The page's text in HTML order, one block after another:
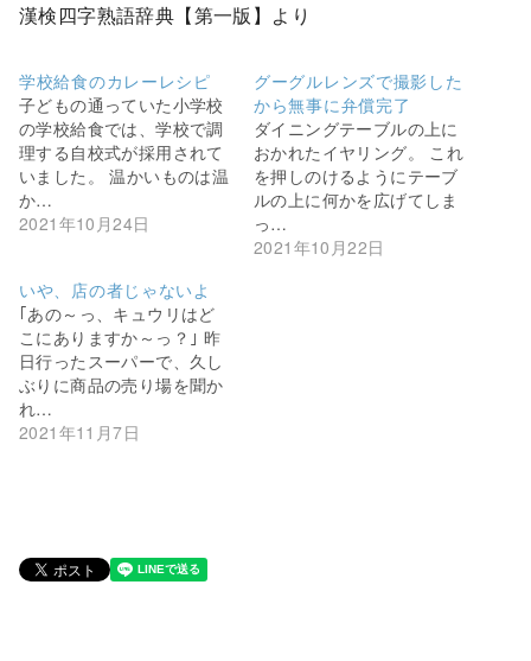
漢検四字熟語辞典【第一版】より
学校給食のカレーレシピ
子どもの通っていた小学校
の学校給食では、学校で調
理する自校式が採用されて
いました。 温かいものは温
か…
2021年10月24日
グーグルレンズで撮影した
から無事に弁償完了
ダイニングテーブルの上に
おかれたイヤリング。 これ
を押しのけるようにテーブ
ルの上に何かを広げてしま
っ…
2021年10月22日
いや、店の者じゃないよ
｢あの～っ、キュウリはど
こにありますか～っ？｣ 昨
日行ったスーパーで、久し
ぶりに商品の売り場を聞か
れ…
2021年11月7日